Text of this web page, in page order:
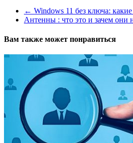
← Windows 11 без ключа:
Антенны : что это и зачем они
Вам также может понравиться